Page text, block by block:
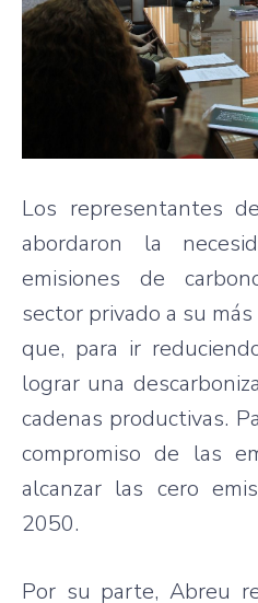
Los representantes
abordaron la
emisiones de
sector privado a su
que, para ir
lograr una
cadenas productivas.
compromiso de las
alcanzar las cero
2050.
Por su parte, Abreu